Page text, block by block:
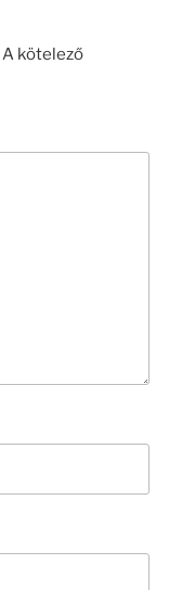
A kötelező